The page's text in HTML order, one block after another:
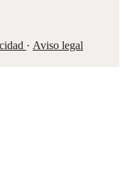
· Aviso legal